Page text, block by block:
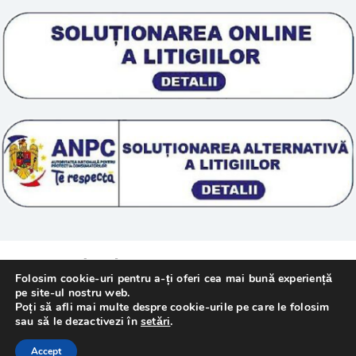
Scoala „Sanatate 5D”
Tratamente naturale
Termeni si conditii
Politica cookie
© 2011 – [year] Fundatia Simile. Toate drepturile
rezervate.
Folosim cookie-uri pentru a-ți oferi cea mai bună experiență
pe site-ul nostru web.
Poți să afli mai multe despre cookie-urile pe care le folosim
sau să le dezactivezi în setări.
Accept